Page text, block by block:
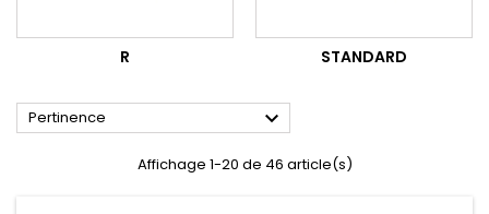
R STANDARD
Pertinence 
Affichage 1-20 de 46 article(s)